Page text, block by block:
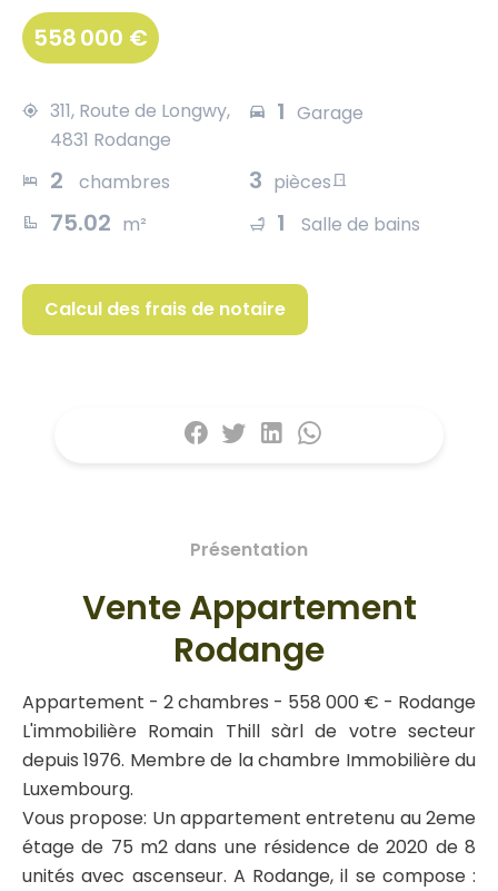
558 000 €
311, Route de Longwy,
4831 Rodange
1 Garage
2 chambres 3 pièces
75.02 m² 1 Salle de bains
Calcul des frais de notaire
Présentation
Vente Appartement
Rodange
Appartement - 2 chambres - 558 000 € - Rodange
L'immobilière Romain Thill sàrl de votre secteur
depuis 1976. Membre de la chambre Immobilière du
Luxembourg.
Vous propose: Un appartement entretenu au 2eme
étage de 75 m2 dans une résidence de 2020 de 8
unités avec ascenseur. A Rodange, il se compose :